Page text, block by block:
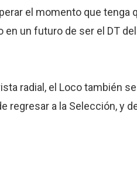
el momento que
en un futuro de ser el DT
radial, el Loco también
regresar a la Selección, y